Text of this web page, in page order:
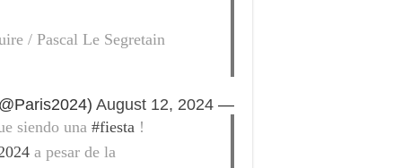
/ Pascal Le Segretain
— Paris 2024 (@Paris2024)
August 12, 2024
siendo una #fiesta !
a pesar de la